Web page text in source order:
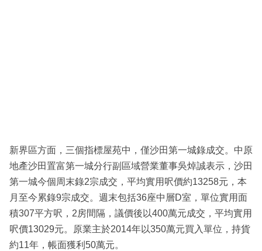
新界區方面，三個指標屋苑中，僅沙田第一城錄成交。中原
地產沙田置富第一城分行副區域營業董事吳焯誠表示，沙田
第一城今個周末錄2宗成交，平均實用呎價約13258元，本
月至今累錄9宗成交。週末包括36座中層D室，單位實用面
積307平方呎，2房間隔，議價後以400萬元成交，平均實用
呎價13029元。原業主於2014年以350萬元買入單位，持貨
約11年，帳面獲利50萬元。